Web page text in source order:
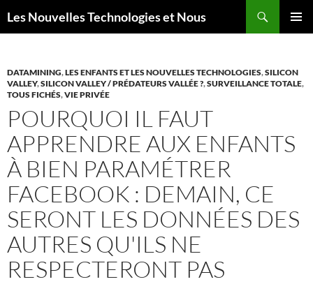
auLes Nouvelles Technologies et Nous
DATAMINING,LES ENFANTS ET LES NOUVELLES TECHNOLOGIES,SILICON
VALLEY,SILICON VALLEY / PRÉDATEURS VALLÉE ?,SURVEILLANCE TOTALE,
TOUS FICHÉS,VIE PRIVÉE
POURQUOI IL FAUT
APPRENDRE AUX ENFANTS
À BIEN PARAMÉTRER
FACEBOOK : DEMAIN, CE
SERONT LES DONNÉES DES
AUTRES QU'ILS NE
RESPECTERONT PAS